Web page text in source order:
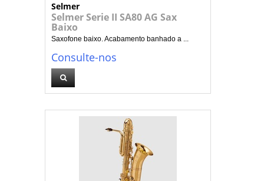
Selmer
Selmer Serie II SA80 AG Sax
Baixo
Saxofone baixo. Acabamento banhado a ...
Consulte-nos